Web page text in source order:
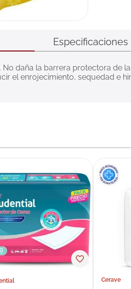
Especificaciones
daña la barrera protectora de
el enrojecimiento, sequedad e
Cerave